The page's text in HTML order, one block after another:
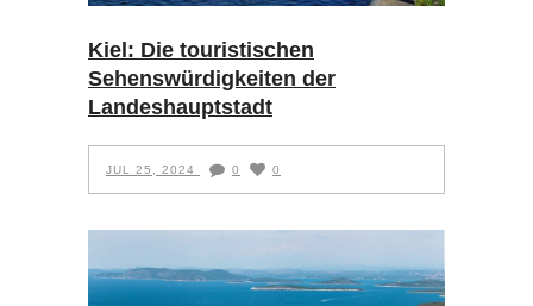
Kiel: Die touristischen
Sehenswürdigkeiten der
Landeshauptstadt
JUL 25, 2024 0 0